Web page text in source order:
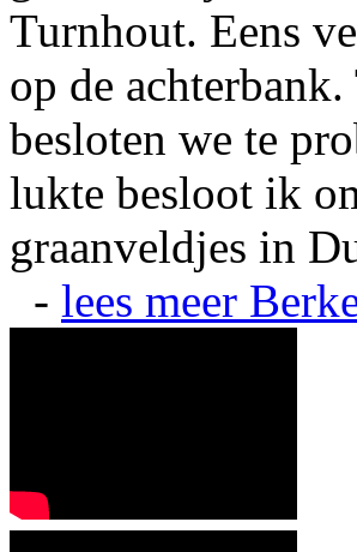
Turnhout. Eens
op de
besloten we te
lukte besloot ik
graanveldjes in
- lees meer